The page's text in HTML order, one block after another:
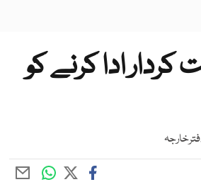
ادا کرنے کو